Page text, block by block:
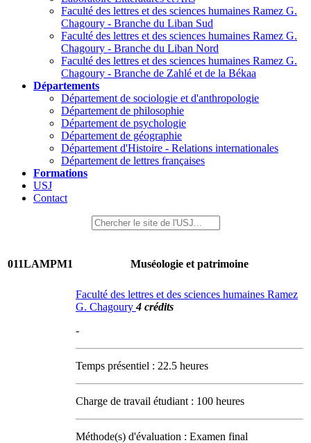
Faculté des lettres et des sciences humaines Ramez G.
Chagoury - Branche du Liban Sud
Faculté des lettres et des sciences humaines Ramez G.
Chagoury - Branche du Liban Nord
Faculté des lettres et des sciences humaines Ramez G.
Chagoury - Branche de Zahlé et de la Békaa
Départements
Département de sociologie et d'anthropologie
Département de philosophie
Département de psychologie
Département de géographie
Département d'Histoire - Relations internationales
Département de lettres françaises
Formations
USJ
Contact
011LAMPM1 Muséologie et patrimoine
Faculté des lettres et des sciences humaines Ramez
G. Chagoury4 crédits
-
Temps présentiel : 22.5 heures
Charge de travail étudiant : 100 heures
Méthode(s) d'évaluation : Examen final